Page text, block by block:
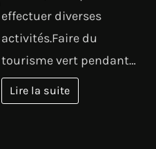
effectuer diverses
activités.Faire du
tourisme vert pendant…
Lire la suite